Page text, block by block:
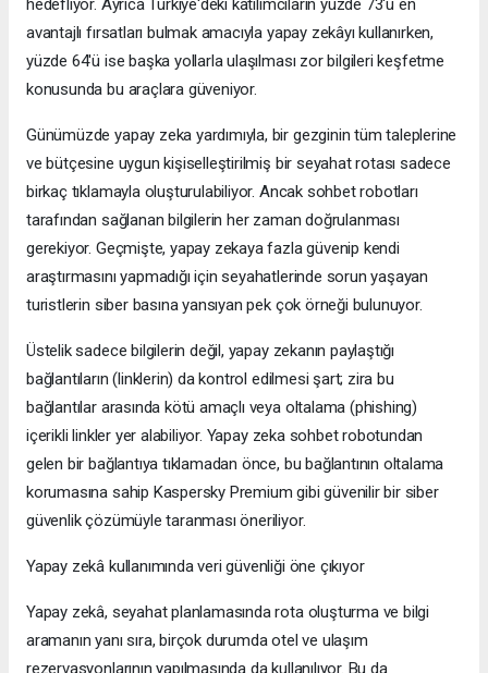
hedefliyor. Ayrıca Türkiye'deki katılımcıların yüzde 73'ü en
avantajlı fırsatları bulmak amacıyla yapay zekâyı kullanırken,
yüzde 64'ü ise başka yollarla ulaşılması zor bilgileri keşfetme
konusunda bu araçlara güveniyor.
Günümüzde yapay zeka yardımıyla, bir gezginin tüm taleplerine
ve bütçesine uygun kişiselleştirilmiş bir seyahat rotası sadece
birkaç tıklamayla oluşturulabiliyor. Ancak sohbet robotları
tarafından sağlanan bilgilerin her zaman doğrulanması
gerekiyor. Geçmişte, yapay zekaya fazla güvenip kendi
araştırmasını yapmadığı için seyahatlerinde sorun yaşayan
turistlerin siber basına yansıyan pek çok örneği bulunuyor.
Üstelik sadece bilgilerin değil, yapay zekanın paylaştığı
bağlantıların (linklerin) da kontrol edilmesi şart; zira bu
bağlantılar arasında kötü amaçlı veya oltalama (phishing)
içerikli linkler yer alabiliyor. Yapay zeka sohbet robotundan
gelen bir bağlantıya tıklamadan önce, bu bağlantının oltalama
korumasına sahip Kaspersky Premium gibi güvenilir bir siber
güvenlik çözümüyle taranması öneriliyor.
Yapay zekâ kullanımında veri güvenliği öne çıkıyor
Yapay zekâ, seyahat planlamasında rota oluşturma ve bilgi
aramanın yanı sıra, birçok durumda otel ve ulaşım